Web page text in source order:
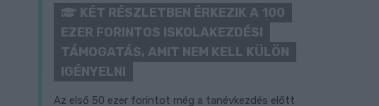
KÉT RÉSZLETBEN ÉRKEZIK A 100
EZER FORINTOS ISKOLAKEZDÉSI
TÁMOGATÁS, AMIT NEM KELL KÜLÖN
IGÉNYELNI
Az első 50 ezer forintot még a tanévkezdés előtt